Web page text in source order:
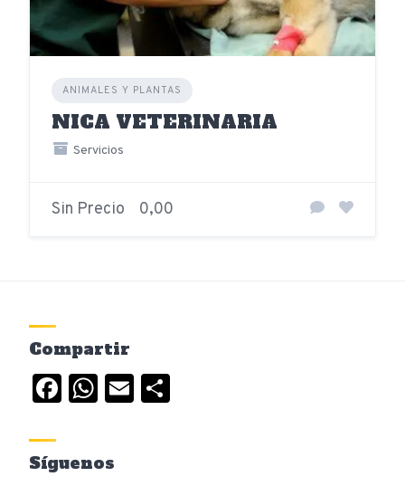
ANIMALES Y PLANTAS
NICA VETERINARIA
Servicios
Sin Precio 0,00
Compartir
Facebook
WhatsApp
Email
Síguenos